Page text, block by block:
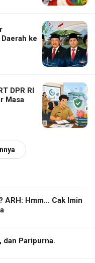
ke
DPR RI
Masa
ARH: Hmm… Cak Imin
dan Paripurna.